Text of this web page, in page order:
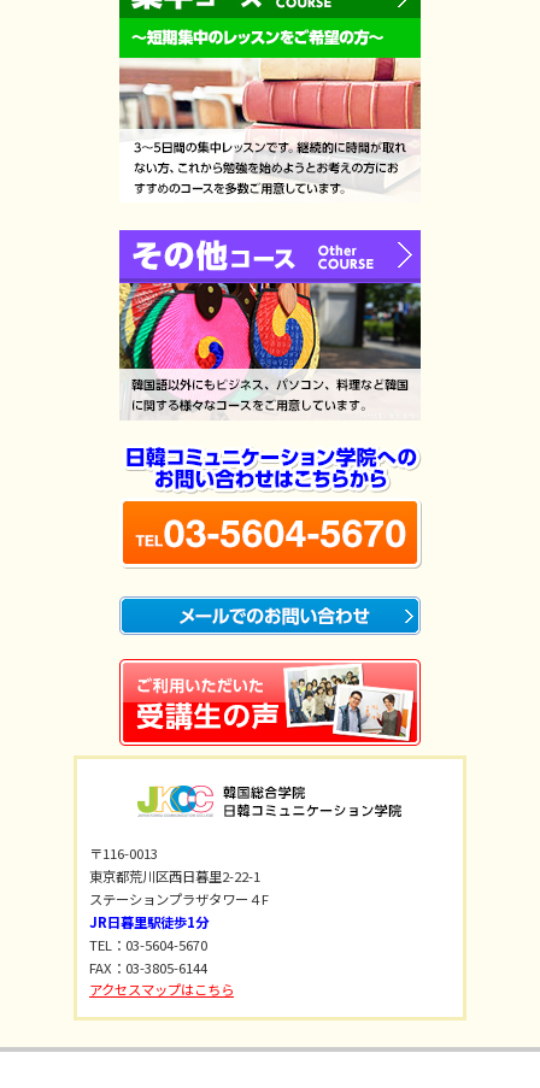
〒116-0013
東京都荒川区西日暮里2-22-1
ステーションプラザタワー４F
JR日暮里駅徒歩1分
TEL：03-5604-5670
FAX：03-3805-6144
アクセスマップはこちら